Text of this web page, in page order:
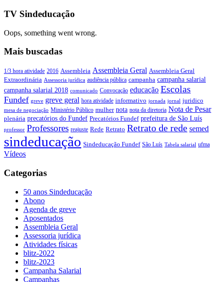
TV Sindeducação
Oops, something went wrong.
Mais buscadas
1/3 hora atividade 2016 Assembleia Assembleia Geral Assembleia Geral
Extraordinária Assessoria jurídica audiência pública campanha campanha salarial
campanha salarial 2018 comunicado Convocação educação Escolas
Fundef greve greve geral hora atividade informativo jornada jornal juridico
mesa de negociação Ministério Público mulher nota nota da diretoria Nota de Pesar
plenária precatórios do Fundef Precatórios Fundef prefeitura de São Luís
professor Professores reajuste Rede Retrato Retrato de rede semed
sindeducação Sindeducação Fundef São Luís Tabela salarial ufma
Vídeos
Categorias
50 anos Sindeducação
Abono
Agenda de greve
Aposentados
Assembleia Geral
Assessoria jurídica
Atividades físicas
blitz-2022
blitz-2023
Campanha Salarial
Campanhas